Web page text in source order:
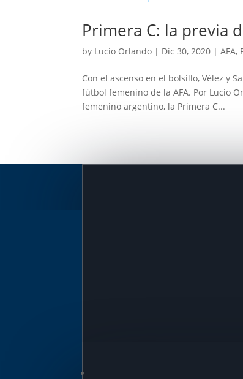
Primera C: la previa
by Lucio Orlando | Dic 30, 2020 |AFA,
Con el ascenso en el bolsillo, Vélez y
fútbol femenino de la AFA. Por Lucio
femenino argentino, la Primera C...